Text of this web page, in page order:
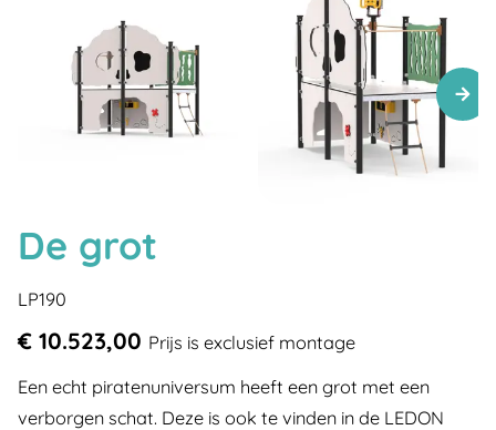
De grot
LP190
€ 10.523,00 Prijs is exclusief montage
Een echt piratenuniversum heeft een grot met een
verborgen schat. Deze is ook te vinden in de LEDON